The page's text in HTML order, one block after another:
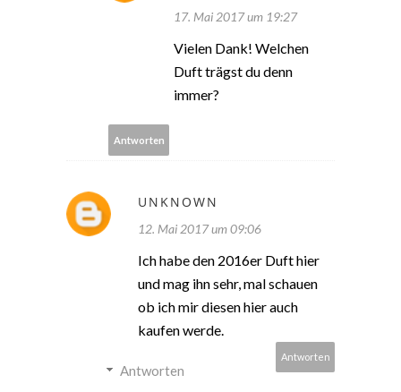
17. Mai 2017 um 19:27
Vielen Dank! Welchen
Duft trägst du denn
immer?
Antworten
UNKNOWN
12. Mai 2017 um 09:06
Ich habe den 2016er Duft hier
und mag ihn sehr, mal schauen
ob ich mir diesen hier auch
kaufen werde.
Antworten
Antworten